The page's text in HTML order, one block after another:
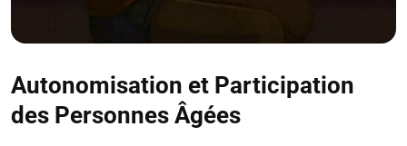
Autonomisation et Participation
des Personnes Âgées